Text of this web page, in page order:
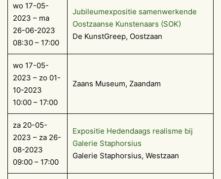
wo 17-05-
2023 – ma
26-06-2023
08:30 – 17:00
Jubileumexpositie samenwerkende
Oostzaanse Kunstenaars (SOK)
De KunstGreep, Oostzaan
wo 17-05-
2023 – zo 01-
10-2023
10:00 – 17:00
Zaans Museum, Zaandam
za 20-05-
2023 – za 26-
08-2023
09:00 – 17:00
Expositie Hedendaags realisme bij
Galerie Staphorsius
Galerie Staphorsius, Westzaan